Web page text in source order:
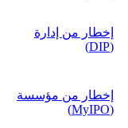
إخطار من إدارة
(DIP)
إخطار من مؤسسة
(MyIPO)